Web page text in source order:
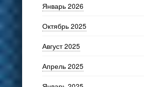
Январь 2026
Октябрь 2025
Август 2025
Апрель 2025